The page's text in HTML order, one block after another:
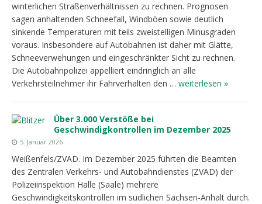
winterlichen Straßenverhältnissen zu rechnen. Prognosen
sagen anhaltenden Schneefall, Windböen sowie deutlich
sinkende Temperaturen mit teils zweistelligen Minusgraden
voraus. Insbesondere auf Autobahnen ist daher mit Glätte,
Schneeverwehungen und eingeschränkter Sicht zu rechnen.
Die Autobahnpolizei appelliert eindringlich an alle
Verkehrsteilnehmer ihr Fahrverhalten den … weiterlesen »
Über 3.000 Verstöße bei
Geschwindigkontrollen im Dezember 2025
5. Januar 2026
Weißenfels/ZVAD. Im Dezember 2025 führten die Beamten
des Zentralen Verkehrs- und Autobahndienstes (ZVAD) der
Polizeiinspektion Halle (Saale) mehrere
Geschwindigkeitskontrollen im südlichen Sachsen-Anhalt durch.